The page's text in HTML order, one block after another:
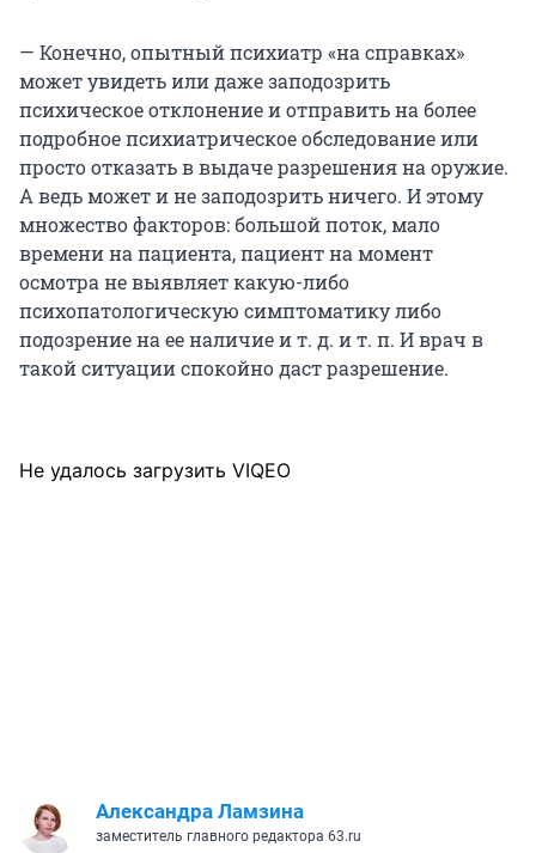
— Конечно, опытный психиатр «на справках»
может увидеть или даже заподозрить
психическое отклонение и отправить на более
подробное психиатрическое обследование или
просто отказать в выдаче разрешения на оружие.
А ведь может и не заподозрить ничего. И этому
множество факторов: большой поток, мало
времени на пациента, пациент на момент
осмотра не выявляет какую-либо
психопатологическую симптоматику либо
подозрение на ее наличие и т. д. и т. п. И врач в
такой ситуации спокойно даст разрешение.
Не удалось загрузить VIQEO
Александра Ламзина
заместитель главного редактора 63.ru